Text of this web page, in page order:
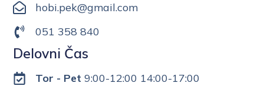
hobi.pek@gmail.com
051 358 840
Delovni Čas
Tor - Pet 9:00-12:00 14:00-17:00